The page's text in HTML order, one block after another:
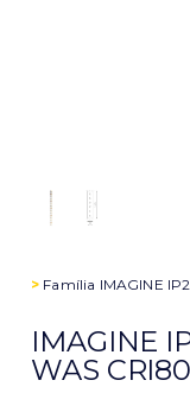
> Família IMAGINE
IMAGINE
WAS CRI80